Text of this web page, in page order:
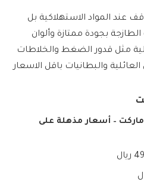
عند المواد الاستهلاكية بل
بجودة ممتازة وألوان
مثل قدور الضغط والخلاطات
العائلية والبطانيات باقل الاسعار
ماركت – أسعار مذهلة على